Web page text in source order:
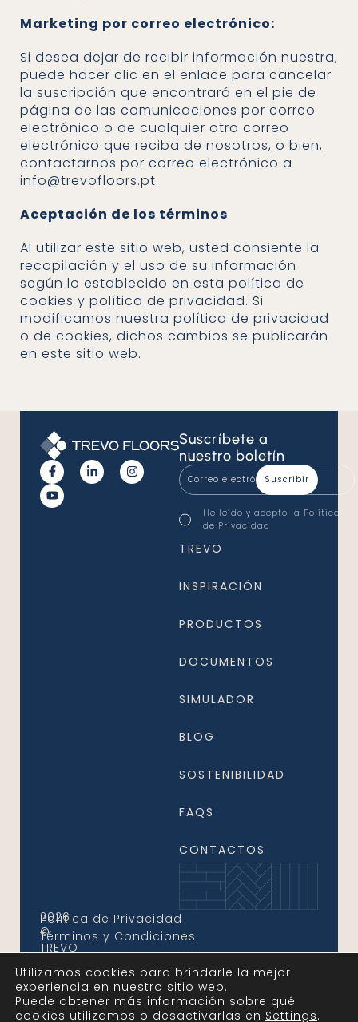
Marketing por correo electrónico:
Si desea dejar de recibir información nuestra,
puede hacer clic en el enlace para cancelar
la suscripción que encontrará en el pie de
página de las comunicaciones por correo
electrónico o de cualquier otro correo
electrónico que reciba de nosotros, o bien,
contactarnos por correo electrónico a
info@trevofloors.pt.
Aceptación de los términos
Al utilizar este sitio web, usted consiente la
recopilación y el uso de su información
según lo establecido en esta política de
cookies y política de privacidad. Si
modificamos nuestra política de privacidad
o de cookies, dichos cambios se publicarán
en este sitio web.
Suscríbete a
nuestro boletín
Correo
electrónico
Consentimento
*
He leído y acepto la Política
de Privacidad
TREVO
INSPIRACIÓN
PRODUCTOS
DOCUMENTOS
SIMULADOR
BLOG
SOSTENIBILIDAD
FAQS
CONTACTOS
2026
©
TREVO
Reservados
todos
los
Política de Privacidad
Términos y Condiciones
Utilizamos cookies para brindarle la mejor
experiencia en nuestro sitio web.
Puede obtener más información sobre qué
cookies utilizamos o desactivarlas en
settings.